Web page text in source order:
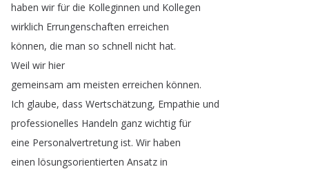
haben wir für die Kolleginnen und Kollegen
wirklich Errungenschaften erreichen
können, die man so schnell nicht hat.
Weil wir hier
gemeinsam am meisten erreichen können.
Ich glaube, dass Wertschätzung, Empathie und
professionelles Handeln ganz wichtig für
eine Personalvertretung ist. Wir haben
einen lösungsorientierten Ansatz in